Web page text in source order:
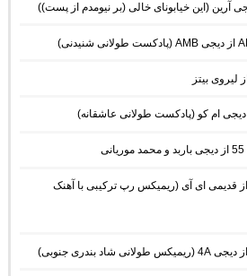
آرین (این خیابونای خالی (بر نیومدم از پست))
قدیمی ای آی (ریمیکس رپ ترکیبی با آهنک